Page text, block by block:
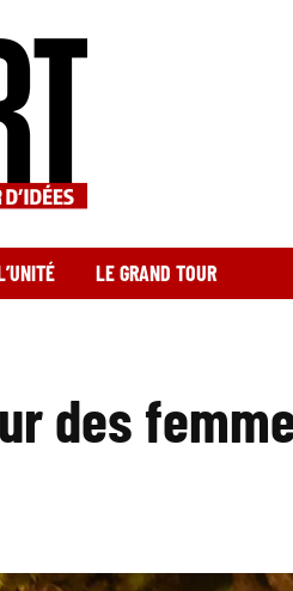
LE GRAND TOUR
des